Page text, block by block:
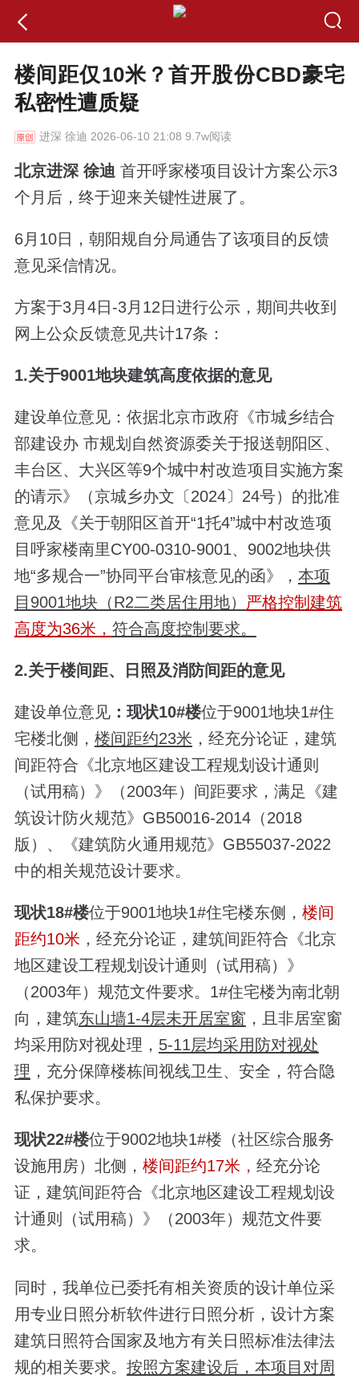
楼间距仅10米？首开股份CBD豪宅
私密性遭质疑
进深 徐迪 2026-06-10 21:08 9.7w阅读
北京进深 徐迪 首开呼家楼项目设计方案公示3
个月后，终于迎来关键性进展了。
6月10日，朝阳规自分局通告了该项目的反馈
意见采信情况。
方案于3月4日-3月12日进行公示，期间共收到
网上公众反馈意见共计17条：
1.关于9001地块建筑高度依据的意见
建设单位意见：依据北京市政府《市城乡结合
部建设办 市规划自然资源委关于报送朝阳区、
丰台区、大兴区等9个城中村改造项目实施方案
的请示》（京城乡办文〔2024〕24号）的批准
意见及《关于朝阳区首开“1托4”城中村改造项
目呼家楼南里CY00-0310-9001、9002地块供
地“多规合一”协同平台审核意见的函》， 本项
目9001地块（R2二类居住用地） 严格控制建筑
高度为36米， 符合高度控制要求。
2.关于楼间距、日照及消防间距的意见
建设单位意见：现状10#楼位于9001地块1#住
宅楼北侧， 楼间距约23米 ，经充分论证，建筑
间距符合《北京地区建设工程规划设计通则
（试用稿）》（2003年）间距要求，满足《建
筑设计防火规范》GB50016-2014（2018
版）、《建筑防火通用规范》GB55037-2022
中的相关规范设计要求。
现状18#楼位于9001地块1#住宅楼东侧， 楼间
距约10米 ，经充分论证，建筑间距符合《北京
地区建设工程规划设计通则（试用稿）》
（2003年）规范文件要求。1#住宅楼为南北朝
向，建筑东山墙1-4层未开居室窗 ，且非居室窗
均采用防对视处理， 5-11层均采用防对视处
理 ，充分保障楼栋间视线卫生、安全，符合隐
私保护要求。
现状22#楼位于9002地块1#楼（社区综合服务
设施用房）北侧， 楼间距约17米， 经充分论
证，建筑间距符合《北京地区建设工程规划设
计通则（试用稿）》（2003年）规范文件要
求。
同时，我单位已委托有相关资质的设计单位采
用专业日照分析软件进行日照分析，设计方案
建筑日照符合国家及地方有关日照标准法律法
规的相关要求。 按照方案建设后，本项目对周